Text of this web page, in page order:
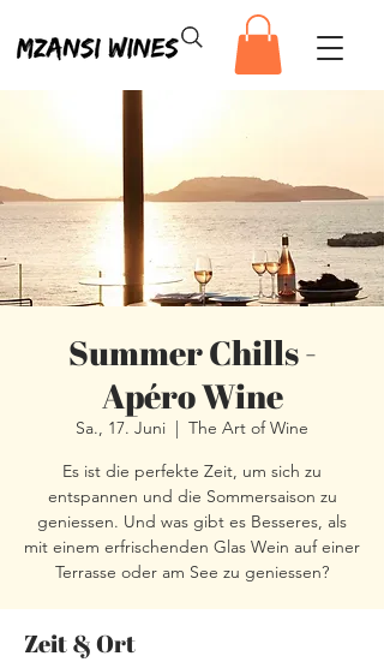
Summer Chills -
Apéro Wine
Sa., 17. Juni
  |
The Art of Wine
Es ist die perfekte Zeit, um sich zu
entspannen und die Sommersaison zu
geniessen. Und was gibt es Besseres, als
mit einem erfrischenden Glas Wein auf einer
Terrasse oder am See zu geniessen?
Zeit & Ort